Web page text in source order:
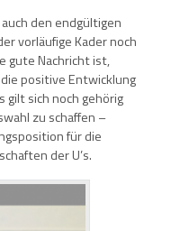
den endgültigen
vorläufige Kader noch
gute Nachricht ist,
positive Entwicklung
gilt sich noch gehörig
zu schaffen –
für die
der U’s.